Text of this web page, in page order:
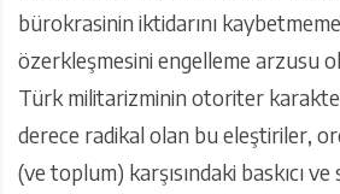
bürokrasinin iktidarını
özerkleşmesini engelleme arzusu
Türk militarizminin otoriter
derece radikal olan bu eleştiriler,
(ve toplum) karşısındaki baskıcı ve